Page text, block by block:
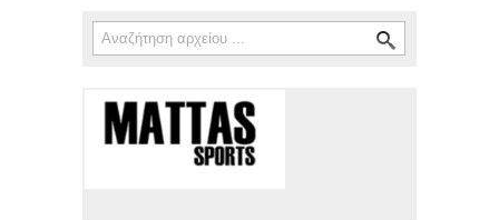
Φόρμα αναζήτησης
Αναζήτηση